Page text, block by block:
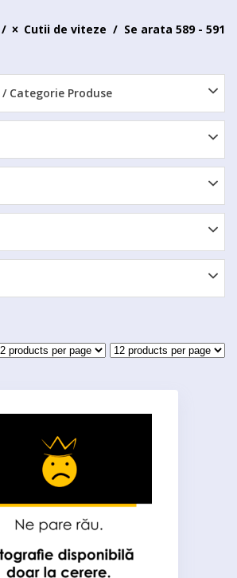
Cutii de viteze
Se arata 589 - 591
Categorie Produse